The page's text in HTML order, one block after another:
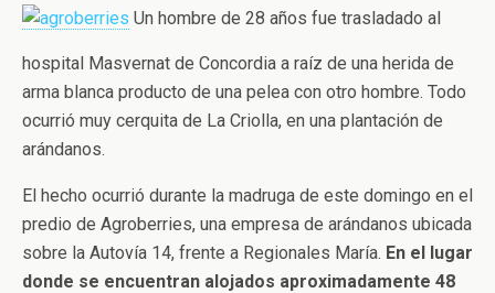
Un hombre de 28 años fue trasladado al
hospital Masvernat de Concordia a raíz de una herida de
arma blanca producto de una pelea con otro hombre. Todo
ocurrió muy cerquita de La Criolla, en una plantación de
arándanos.
El hecho ocurrió durante la madruga de este domingo en el
predio de Agroberries, una empresa de arándanos ubicada
sobre la Autovía 14, frente a Regionales María. En el lugar
donde se encuentran alojados aproximadamente 48